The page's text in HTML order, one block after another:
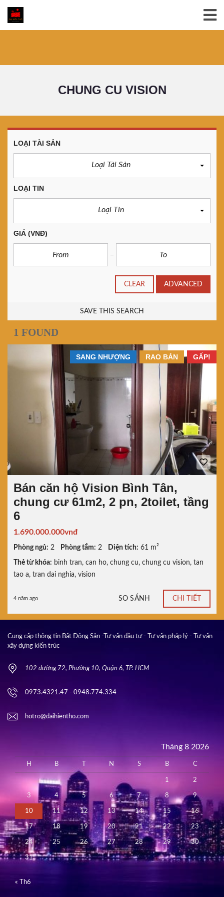
CHUNG CU VISION
LOẠI TÀI SẢN
Loại Tài Sản
LOẠI TIN
Loại Tin
GIÁ (VNĐ)
CLEAR ADVANCED
SAVE THIS SEARCH
1 FOUND
GẤP!
RAO BÁN
SANG NHƯỢNG
Bán căn hộ Vision Bình Tân,
chung cư 61m2, 2 pn, 2toilet, tầng
6
1.690.000.000vnđ
Phòng ngủ: 2 Phòng tắm: 2 Diện tích: 61 m²
Thẻ từ khóa: binh tran, can ho, chung cu, chung cu vision, tan
tao a, tran dai nghia, vision
4 năm ago SO SÁNH CHI TIẾT
Cung cấp thông tin Bất Động Sản -Tư vấn đầu tư - Tư vấn pháp lý - Tư vấn
xây dựng kiến trúc
102 đường 72, Phường 10, Quận 6, TP. HCM
0973.4321.47 - 0948.774.334
hotro@daihientho.com
Tháng 8 2026
H B N S B C
1 2
3 4 5 6 7 8 9
10 11 12 13 14 15 16
17 18 19 20 21 22 23
24 25 26 27 28 29 30
31
« Th6